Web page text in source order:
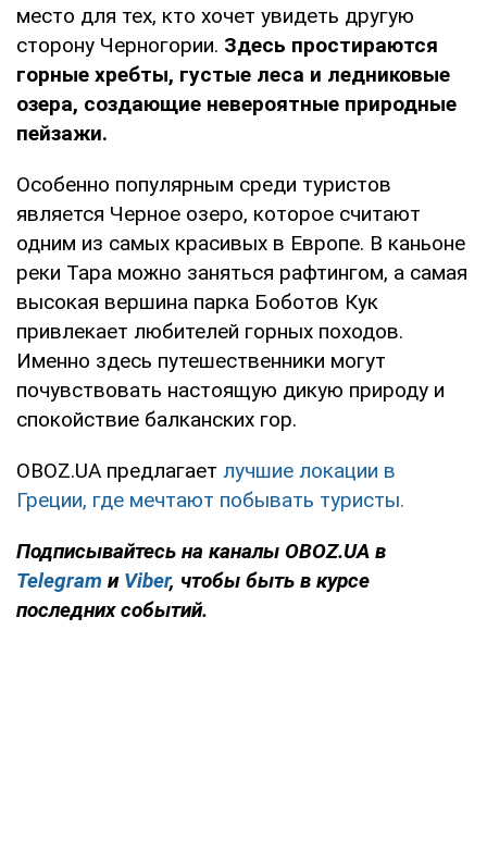
место для тех, кто хочет увидеть другую
сторону Черногории. Здесь простираются
горные хребты, густые леса и ледниковые
озера, создающие невероятные природные
пейзажи.
Особенно популярным среди туристов
является Черное озеро, которое считают
одним из самых красивых в Европе. В каньоне
реки Тара можно заняться рафтингом, а самая
высокая вершина парка Боботов Кук
привлекает любителей горных походов.
Именно здесь путешественники могут
почувствовать настоящую дикую природу и
спокойствие балканских гор.
OBOZ.UA предлагает лучшие локации в
Греции, где мечтают побывать туристы.
Подписывайтесь на каналы OBOZ.UA в
Telegram и Viber, чтобы быть в курсе
последних событий.